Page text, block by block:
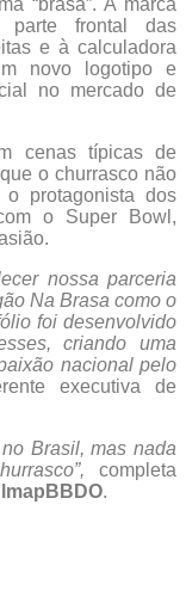
“brasa”. A marca
frontal das
e à calculadora
novo logotipo e
no mercado de
cenas típicas de
o churrasco não
protagonista dos
o Super Bowl,
nossa parceria
Na Brasa como o
foi desenvolvido
criando uma
nacional pelo
executiva de
Brasil, mas nada
completa
.